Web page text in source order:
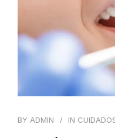
BY ADMIN IN